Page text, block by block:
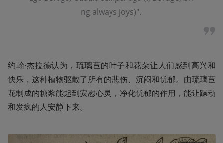
ng always joys)".
约翰·杰拉德认为，琉璃苣的叶子和花朵让人们感到高兴和
快乐，这种植物驱散了所有的悲伤、沉闷和忧郁。由琉璃苣
花制成的糖浆能起到安慰心灵，净化忧郁的作用，能让躁动
和发疯的人安静下来。